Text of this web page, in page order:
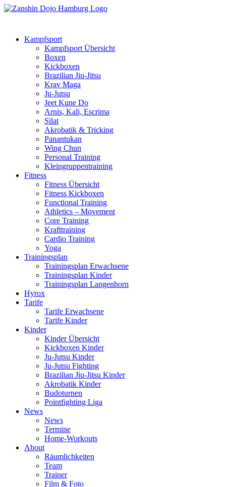
Kampfsport
Kampfsport Übersicht
Boxen
Kickboxen
Brazilian Jiu-Jitsu
Krav Maga
Ju-Jutsu
Jeet Kune Do
Arnis, Kali, Escrima
Silat
Akrobatik & Tricking
Panantukan
Wing Chun
Personal Training
Kleingruppentraining
Fitness
Fitness Übersicht
Fitness Kickboxen
Functional Training
Athletics – Movement
Core Training
Krafttraining
Cardio Training
Yoga
Trainingsplan
Trainingsplan Erwachsene
Trainingsplan Kinder
Trainingsplan Langenhorn
Hyrox
Tarife
Tarife Erwachsene
Tarife Kinder
Kinder
Kinder Übersicht
Kickboxen Kinder
Ju-Jutsu Kinder
Ju-Jutsu Fighting
Brazilian Jiu-Jitsu Kinder
Akrobatik Kinder
Budoturnen
Pointfighting Liga
News
News
Termine
Home-Workouts
About
Räumlichkeiten
Team
Trainer
Film & Foto